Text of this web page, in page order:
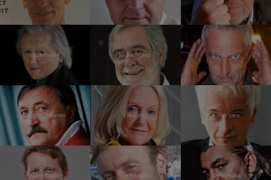
Václav Neckář Michal Prokop Tomáš Hanák
Antonín Panenka Eva Jiřičná Robert Vano
Martin Doktor Jan Trávníček Daniel Hůlka